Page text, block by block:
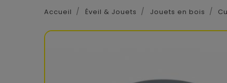
Accueil Éveil & Jouets Jouets en bois